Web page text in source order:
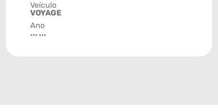
Veículo
VOYAGE
Ano
... ...